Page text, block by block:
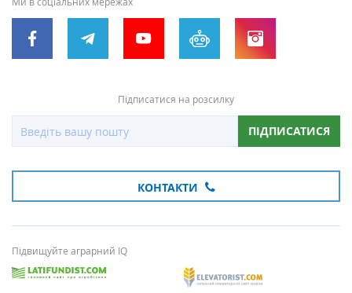
Підписатися на розсилку
ПІДПИСАТИСЯ
КОНТАКТИ
Підвищуйте аграрний IQ